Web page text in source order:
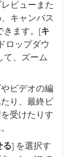
ビューまた
キャンバス
ます。[ キ
ドロップダウ
て、ズーム
ビデオの編
り、最終ビ
受けたりす
る ] を選択す